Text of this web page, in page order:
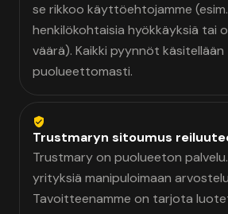
se rikkoo käyttöehtojamme
henkilökohtaisia hyökkäyksiä tai
väärä). Kaikki pyynnöt käsitellään
puolueettomasti.
Trustmaryn sitoumus
Trustmary on puolueeton
yrityksiä manipuloimaan
Tavoitteenamme on tarjota